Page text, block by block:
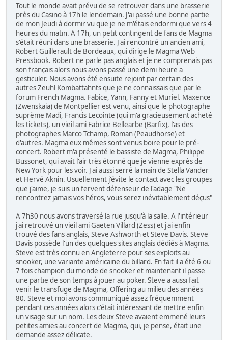
Tout le monde avait prévu de se retrouver dans une brasserie
près du Casino à 17h le lendemain. J'ai passé une bonne partie
de mon Jeudi à dormir vu que je ne m'étais endormi que vers 4
heures du matin. A 17h, un petit contingent de fans de Magma
s'était réuni dans une brasserie. J'ai rencontré un ancien ami,
Robert Guillerault de Bordeaux, qui dirige le Magma Web
Pressbook. Robert ne parle pas anglais et je ne comprenais pas
son français alors nous avons passé une demi heure a
gesticuler. Nous avons été ensuite rejoint par certain des
autres Zeuhl Kombattahnts que je ne connaissais que par le
forum French Magma. Fabice, Yann, Fanny et Muriel. Maxence
(Zwenskaia) de Montpellier est venu, ainsi que le photographe
suprème Madi, Francis Lecointe (qui m'a gracieusement acheté
les tickets), un vieil ami Fabrice Bellearbe (Barfix), l'as des
photographes Marco Tchamp, Roman (Peaudhorse) et
d'autres. Magma eux mêmes sont venus boire pour le pré-
concert. Robert m'a présenté le bassiste de Magma, Philippe
Bussonet, qui avait l'air très étonné que je vienne exprès de
New York pour les voir. J'ai aussi serré la main de Stella Vander
et Hervé Aknin. Usuellement j'évite le contact avec les groupes
que j'aime, je suis un fervent défenseur de l'adage "Ne
rencontrez jamais vos héros, vous serez inévitablement déçus"
A 7h30 nous avons traversé la rue jusqu'à la salle. A l'intérieur
j'ai retrouvé un vieil ami Gaeten Villard (Zess) et j'ai enfin
trouvé des fans anglais, Steve Ashworth et Steve Davis. Steve
Davis possède l'un des quelques sites anglais dédiés à Magma.
Steve est très connu en Angleterre pour ses exploits au
snooker, une variante américaine du billard. En fait il a été 6 ou
7 fois champion du monde de snooker et maintenant il passe
une partie de son temps à jouer au poker. Steve a aussi fait
venir le transfuge de Magma, Offering au milieu des années
80. Steve et moi avons communiqué assez fréquemment
pendant ces années alors c'était intéressant de mettre enfin
un visage sur un nom. Les deux Steve avaient emmené leurs
petites amies au concert de Magma, qui, je pense, était une
demande assez délicate.